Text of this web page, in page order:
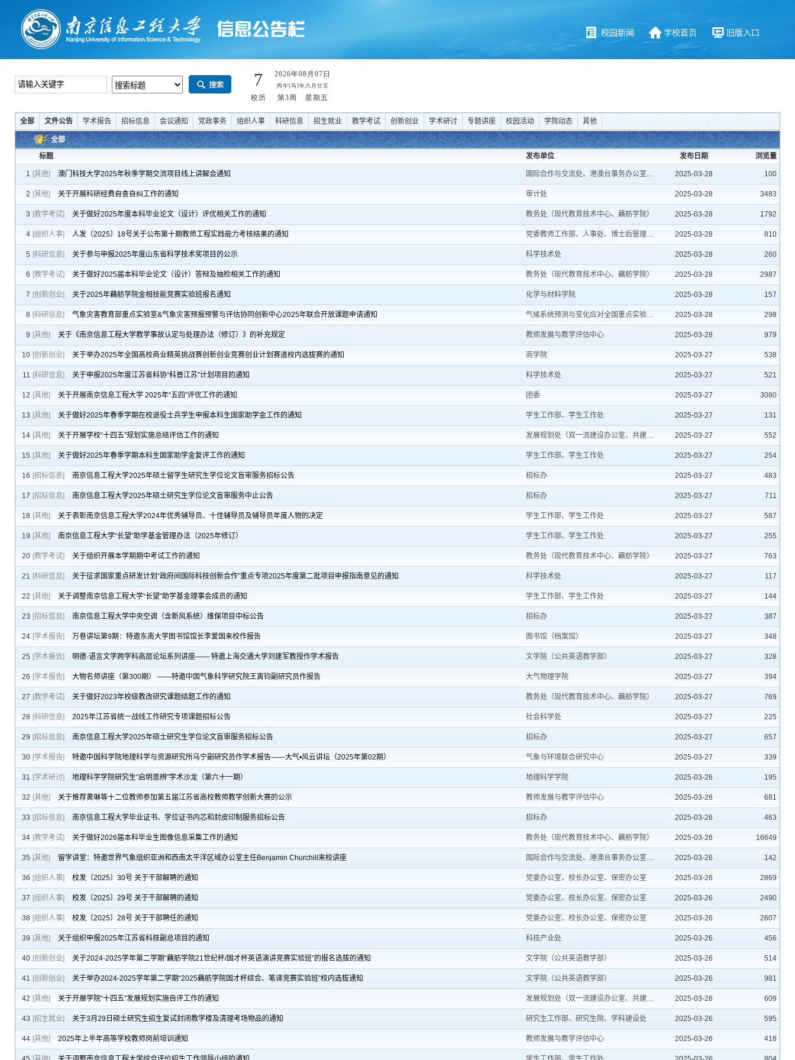
校园新闻 学校首页 旧版入口
全部 文件公告 学术报告 招标信息 会议通知 党政事务 组织人事 科研信息 招生就业 教学考试 创新创业 学术研讨 专题讲座 校园活动 学院动态 其他
全部
标题
发布单位 发布日期 浏览量
1 [其他] 澳门科技大学2025年秋季学期交流项目线上讲解会通知 国际合作与交流处、港澳台事务办公室、出入境服务中心 2025-03-28 100
2 [其他] 关于开展科研经费自查自纠工作的通知 审计处 2025-03-28 3483
3 [教学考试] 关于做好2025年度本科毕业论文（设计）评优相关工作的通知 教务处（现代教育技术中心、藕舫学院） 2025-03-28 1792
4 [组织人事] 人发〔2025〕18号关于公布第十期教师工程实践能力考核结果的通知 党委教师工作部、人事处、博士后管理中心 2025-03-28 810
5 [科研信息] 关于参与申报2025年度山东省科学技术奖项目的公示 科学技术处 2025-03-28 260
6 [教学考试] 关于做好2025届本科毕业论文（设计）答辩及抽检相关工作的通知 教务处（现代教育技术中心、藕舫学院） 2025-03-28 2987
7 [创新创业] 关于2025年藕舫学院金相技能竞赛实验班报名通知 化学与材料学院 2025-03-28 157
8 [科研信息] 气象灾害教育部重点实验室&气象灾害预报预警与评估协同创新中心2025年联合开放课题申请通知 气候系统预测与变化应对全国重点实验室办公室、气象与环境联合研究中心、院士工作办公室 2025-03-28 298
9 [其他] 关于《南京信息工程大学教学事故认定与处理办法（修订）》的补充规定 教师发展与教学评估中心 2025-03-28 979
10 [创新创业] 关于举办2025年全国高校商业精英挑战赛创新创业竞赛创业计划赛道校内选拔赛的通知 商学院 2025-03-27 538
11 [科研信息] 关于申报2025年度江苏省科协“科普江苏”计划项目的通知 科学技术处 2025-03-27 521
12 [其他] 关于开展南京信息工程大学 2025年“五四”评优工作的通知 团委 2025-03-27 3080
13 [其他] 关于做好2025年春季学期在校退役士兵学生申报本科生国家助学金工作的通知 学生工作部、学生工作处 2025-03-27 131
14 [其他] 关于开展学校“十四五”规划实施总结评估工作的通知 发展规划处（双一流建设办公室、共建工作办公室） 2025-03-27 552
15 [其他] 关于做好2025年春季学期本科生国家助学金复评工作的通知 学生工作部、学生工作处 2025-03-27 254
16 [招标信息] 南京信息工程大学2025年硕士留学生研究生学位论文盲审服务招标公告 招标办 2025-03-27 483
17 [招标信息] 南京信息工程大学2025年硕士研究生学位论文盲审服务中止公告 招标办 2025-03-27 711
18 [其他] 关于表彰南京信息工程大学2024年优秀辅导员、十佳辅导员及辅导员年度人物的决定 学生工作部、学生工作处 2025-03-27 587
19 [其他] 南京信息工程大学“长望”助学基金管理办法（2025年修订） 学生工作部、学生工作处 2025-03-27 255
20 [教学考试] 关于组织开展本学期期中考试工作的通知 教务处（现代教育技术中心、藕舫学院） 2025-03-27 763
21 [科研信息] 关于征求国家重点研发计划“政府间国际科技创新合作”重点专项2025年度第二批项目申报指南意见的通知 科学技术处 2025-03-27 117
22 [其他] 关于调整南京信息工程大学“长望”助学基金理事会成员的通知 学生工作部、学生工作处 2025-03-27 144
23 [招标信息] 南京信息工程大学中央空调（含新风系统）维保项目中标公告 招标办 2025-03-27 387
24 [学术报告] 万卷讲坛第9期：特邀东南大学图书馆馆长李爱国来校作报告 图书馆（档案馆） 2025-03-27 348
25 [学术报告] 明德·语言文学跨学科高层论坛系列讲座—— 特邀上海交通大学刘建军教授作学术报告 文学院（公共英语教学部） 2025-03-27 328
26 [学术报告] 大物名师讲座（第300期） ——特邀中国气象科学研究院王寅钧副研究员作报告 大气物理学院 2025-03-27 394
27 [教学考试] 关于做好2023年校级教改研究课题结题工作的通知 教务处（现代教育技术中心、藕舫学院） 2025-03-27 769
28 [科研信息] 2025年江苏省统一战线工作研究专项课题招标公告 社会科学处 2025-03-27 225
29 [招标信息] 南京信息工程大学2025年硕士研究生学位论文盲审服务招标公告 招标办 2025-03-27 657
30 [学术报告] 特邀中国科学院地理科学与资源研究所马宁副研究员作学术报告——大气•风云讲坛（2025年第02期） 气象与环境联合研究中心 2025-03-27 339
31 [学术研讨] 地理科学学院研究生“启明思辨”学术沙龙（第六十一期） 地理科学学院 2025-03-26 195
32 [其他] 关于推荐黄琳等十二位教师参加第五届江苏省高校教师教学创新大赛的公示 教师发展与教学评估中心 2025-03-26 681
33 [招标信息] 南京信息工程大学毕业证书、学位证书内芯和封皮印制服务招标公告 招标办 2025-03-26 463
34 [教学考试] 关于做好2026届本科毕业生图像信息采集工作的通知 教务处（现代教育技术中心、藕舫学院） 2025-03-26 16649
35 [其他] 留学讲堂：特邀世界气象组织亚洲和西南太平洋区域办公室主任Benjamin Churchill来校讲座 国际合作与交流处、港澳台事务办公室、出入境服务中心 2025-03-26 142
36 [组织人事] 校发〔2025〕30号 关于干部解聘的通知 党委办公室、校长办公室、保密办公室 2025-03-26 2869
37 [组织人事] 校发〔2025〕29号 关于干部解聘的通知 党委办公室、校长办公室、保密办公室 2025-03-26 2490
38 [组织人事] 校发〔2025〕28号 关于干部聘任的通知 党委办公室、校长办公室、保密办公室 2025-03-26 2607
39 [其他] 关于组织申报2025年江苏省科技副总项目的通知 科技产业处 2025-03-26 456
40 [创新创业] 关于2024-2025学年第二学期“藕舫学院21世纪杯/国才杯英语演讲竞赛实验班”的报名选拔的通知 文学院（公共英语教学部） 2025-03-26 514
41 [创新创业] 关于举办2024-2025学年第二学期“2025藕舫学院国才杯综合、笔译竞赛实验班”校内选拔通知 文学院（公共英语教学部） 2025-03-26 981
42 [其他] 关于开展学院“十四五”发展规划实施自评工作的通知 发展规划处（双一流建设办公室、共建工作办公室） 2025-03-26 609
43 [招生就业] 关于3月29日硕士研究生招生复试封闭教学楼及清理考场物品的通知 研究生工作部、研究生院、学科建设处 2025-03-26 595
44 [其他] 2025年上半年高等学校教师岗前培训通知 教师发展与教学评估中心 2025-03-26 418